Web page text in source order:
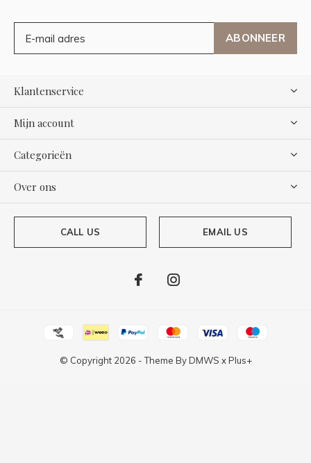
ABONNEER
Klantenservice
Mijn account
Categorieën
Over ons
CALL US EMAIL US
© Copyright 2026 - Theme ByDMWS xPlus+